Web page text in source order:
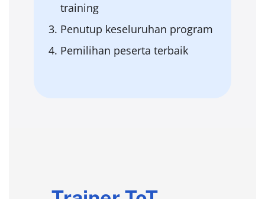
training
Penutup keseluruhan program
Pemilihan peserta terbaik